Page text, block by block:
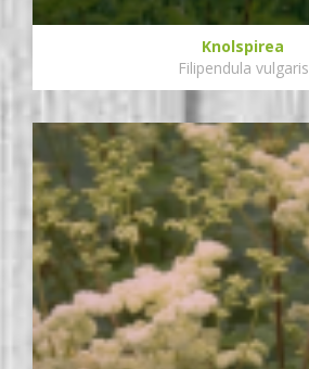
Knolspirea
Filipendula vulgaris